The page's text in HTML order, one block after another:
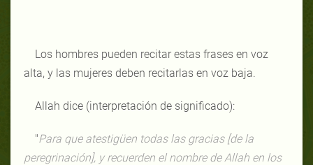
Los hombres pueden recitar estas frases en voz
alta, y las mujeres deben recitarlas en voz baja.
Allah dice (interpretación de significado):
"Para que atestigüen todas las gracias [de la
peregrinación], y recuerden el nombre de Allah en los